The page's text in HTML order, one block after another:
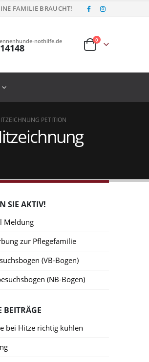
FAMILIE BRAUCHT!
nothilfe.de 0
PETITION
SIE AKTIV!
Meldung
zur Pflegefamilie
(VB-Bogen)
(NB-Bogen)
BEITRÄGE
bei Hitze richtig kühlen